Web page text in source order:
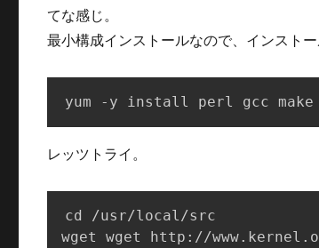
てな感じ。
最小構成インストールなので、インスト
yum -y install perl gcc make
レッツトライ。
cd /usr/local/src
wget wget http://